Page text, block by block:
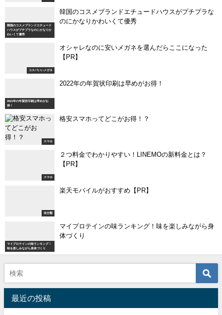
韓国のコスメブランドエチュード
ハウスがプチプラなのにかなりか
わいくて優秀
韓国のコスメブランドエチュードハウスがプチプラな
のにかなりかわいくて優秀
コスパいいメガネ
オシャレなのに安いメガネを選んだらここになった
【PR】
2021年の年賀状印刷は早めがお
得！
2022年の年賀状印刷は早めがお得！
スマホ
格安スマホってどこがお得！？
スマホ
２つ料金でわかりやすい！LINEMOの新料金とは？
【PR】
未分類
楽天モバイルがおすすめ【PR】
マイプロテインの味ランキング！
味を楽しみながら身体づくり
マイプロテインの味ランキング！味を楽しみながら身
体づくり
最近の投稿